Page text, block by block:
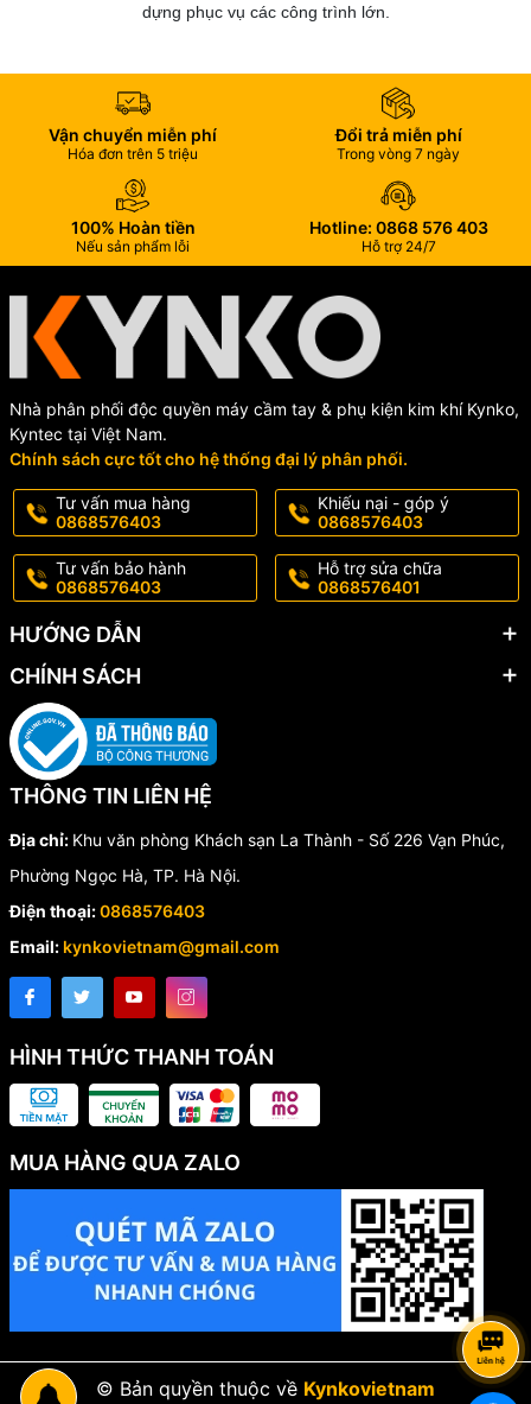
dựng phục vụ các công trình lớn.
Vận chuyển miễn phí
Hóa đơn trên 5 triệu
Đổi trả miễn phí
Trong vòng 7 ngày
100% Hoàn tiền
Nếu sản phẩm lỗi
Hotline: 0868 576 403
Hỗ trợ 24/7
Nhà phân phối độc quyền máy cầm tay & phụ kiện kim khí Kynko,
Kyntec tại Việt Nam.
Chính sách cực tốt cho hệ thống đại lý phân phối.
Tư vấn mua hàng
0868576403
Khiếu nại - góp ý
0868576403
Tư vấn bảo hành
0868576403
Hỗ trợ sửa chữa
0868576401
HƯỚNG DẪN
CHÍNH SÁCH
THÔNG TIN LIÊN HỆ
Địa chỉ: Khu văn phòng Khách sạn La Thành - Số 226 Vạn Phúc,
Phường Ngọc Hà, TP. Hà Nội.
Điện thoại:0868576403
Email: kynkovietnam@gmail.com
HÌNH THỨC THANH TOÁN
MUA HÀNG QUA ZALO
© Bản quyền thuộc về Kynkovietnam